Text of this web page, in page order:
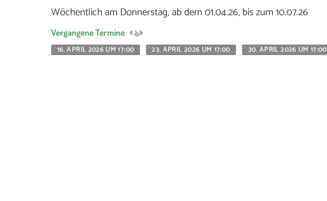
Wöchentlich am Donnerstag, ab dem 01.04.26, bis zum 10.07.26
Vergangene Termine
16. APRIL 2026 UM 17:00
23. APRIL 2026 UM 17:00 30. APRIL 2026 UM 17:00